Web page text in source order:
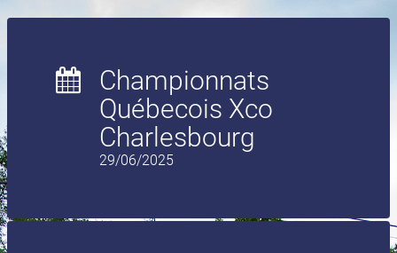
Championnats
Québecois Xco
Charlesbourg
29/06/2025